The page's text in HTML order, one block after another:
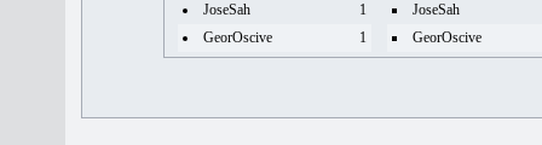
JoseSah
1
JoseSah
GeorOscive
1 GeorOscive